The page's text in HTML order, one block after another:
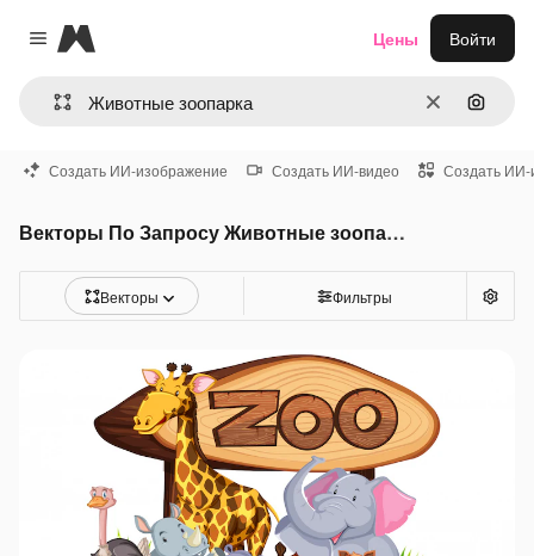
Close menu
Magnific
ОчиститьПоиск
Цены Войти
Создать ИИ-изображение Создать ИИ-видео Создать ИИ-
Векторы По Запросу Животные зоопарка
Векторы Фильтры